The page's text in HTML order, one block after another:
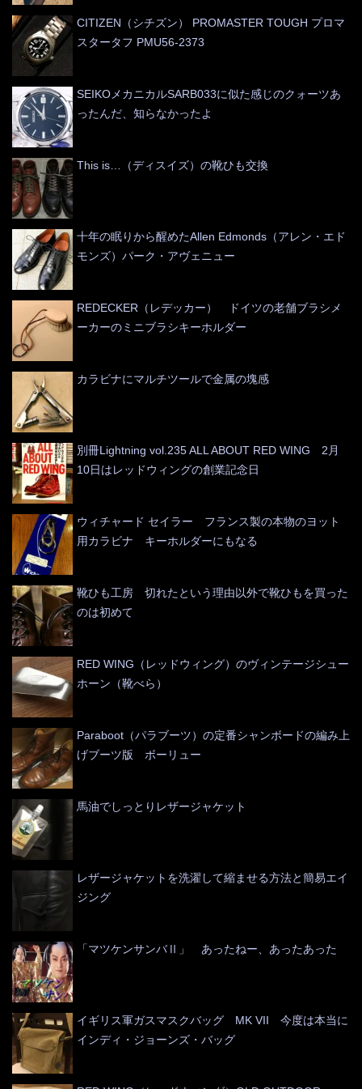
CITIZEN（シチズン） PROMASTER TOUGH プロマ
スタータフ PMU56-2373
SEIKOメカニカルSARB033に似た感じのクォーツあ
ったんだ、知らなかったよ
This is…（ディスイズ）の靴ひも交換
十年の眠りから醒めたAllen Edmonds（アレン・エド
モンズ）パーク・アヴェニュー
REDECKER（レデッカー） ドイツの老舗ブラシメ
ーカーのミニブラシキーホルダー
カラビナにマルチツールで金属の塊感
別冊Lightning vol.235 ALL ABOUT RED WING 2月
10日はレッドウィングの創業記念日
ウィチャード セイラー フランス製の本物のヨット
用カラビナ キーホルダーにもなる
靴ひも工房 切れたという理由以外で靴ひもを買った
のは初めて
RED WING（レッドウィング）のヴィンテージシュー
ホーン（靴べら）
Paraboot（パラブーツ）の定番シャンボードの編み上
げブーツ版 ボーリュー
馬油でしっとりレザージャケット
レザージャケットを洗濯して縮ませる方法と簡易エイ
ジング
「マツケンサンバⅡ」 あったねー、あったあった
イギリス軍ガスマスクバッグ MK VII 今度は本当に
インディ・ジョーンズ・バッグ